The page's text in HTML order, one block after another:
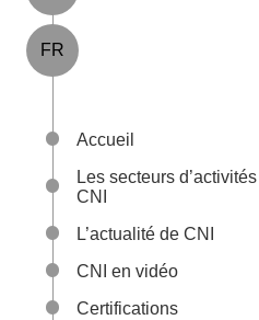
FR
Accueil
Les secteurs
CNI
L’actualité de CNI
CNI en vidéo
Certifications